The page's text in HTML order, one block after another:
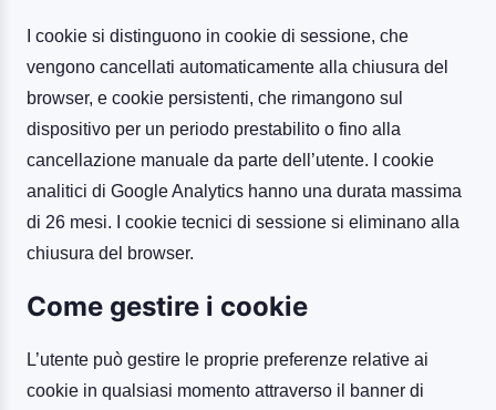
I cookie si distinguono in cookie di sessione, che
vengono cancellati automaticamente alla chiusura del
browser, e cookie persistenti, che rimangono sul
dispositivo per un periodo prestabilito o fino alla
cancellazione manuale da parte dell’utente. I cookie
analitici di Google Analytics hanno una durata massima
di 26 mesi. I cookie tecnici di sessione si eliminano alla
chiusura del browser.
Come gestire i cookie
L’utente può gestire le proprie preferenze relative ai
cookie in qualsiasi momento attraverso il banner di